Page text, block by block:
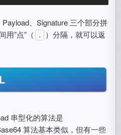
、Signature 三个部分拼
用”点”（
.
）分隔，就可以返
串型化的算法是
算法基本类似，但有一些